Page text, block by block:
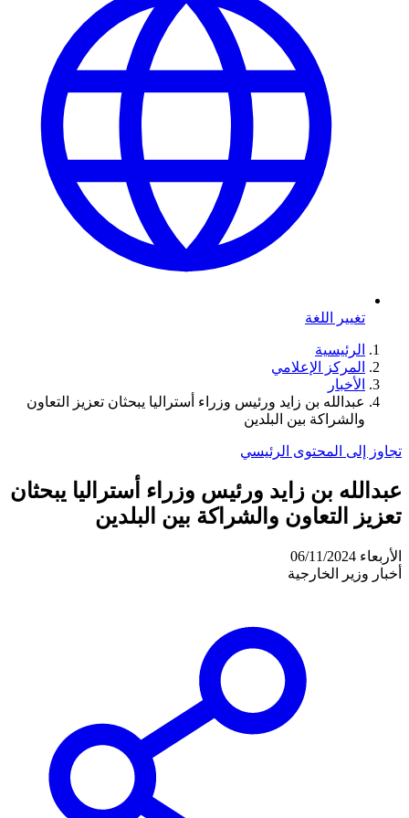
تغيير اللغة
الرئيسية
المركز الإعلامي
الأخبار
عبدالله بن زايد ورئيس وزراء أستراليا يبحثان تعزيز التعاون
والشراكة بين البلدين
تجاوز إلى المحتوى الرئيسي
عبدالله بن زايد ورئيس وزراء أستراليا يبحثان
تعزيز التعاون والشراكة بين البلدين
الأربعاء 06/11/2024
أخبار وزير الخارجية